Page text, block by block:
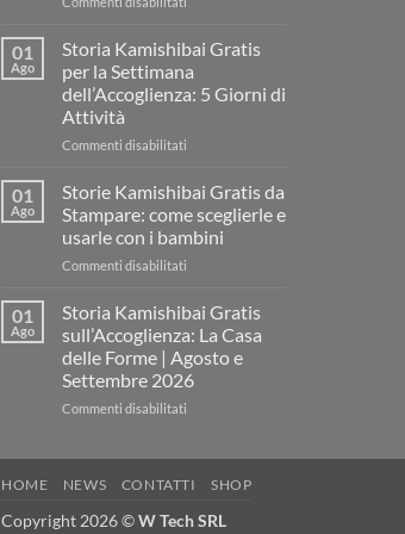
Kamishibai
gratis
sull’Accoglienza:
come
senza
fare
una
01
Ago
Storia Kamishibai Gratis
per la Settimana
dell’Accoglienza: 5 Giorni di
Attività
Commenti disabilitati
Kamishibai
Gratis
per
la
di
Attività
01
Ago
Storie Kamishibai Gratis da
Stampare: come sceglierle e
usarle con i bambini
Commenti disabilitati
Kamishibai
Gratis
da
Stampare:
come
i
01
Ago
Storia Kamishibai Gratis
sull’Accoglienza: La Casa
delle Forme | Agosto e
Settembre 2026
Commenti disabilitati
sull’Accoglienza:
Casa
HOME NEWS CONTATTI SHOP
Copyright 2026 ©W Tech SRL